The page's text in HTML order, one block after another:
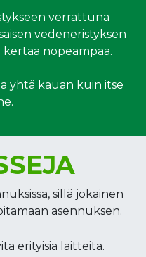
verrattuna
vedeneristyksen
nopeampaa.
yhtä kauan kuin itse
sillä jokainen
asennuksen.
erityisiä laitteita.